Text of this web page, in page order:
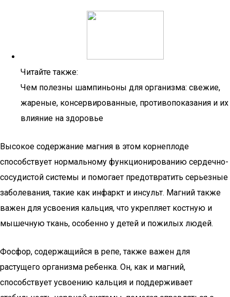
Читайте также:
Чем полезны шампиньоны для организма: свежие,
жареные, консервированные, противопоказания и их
влияние на здоровье
Высокое содержание магния в этом корнеплоде
способствует нормальному функционированию сердечно-
сосудистой системы и помогает предотвратить серьезные
заболевания, такие как инфаркт и инсульт. Магний также
важен для усвоения кальция, что укрепляет костную и
мышечную ткань, особенно у детей и пожилых людей.
Фосфор, содержащийся в репе, также важен для
растущего организма ребенка. Он, как и магний,
способствует усвоению кальция и поддерживает